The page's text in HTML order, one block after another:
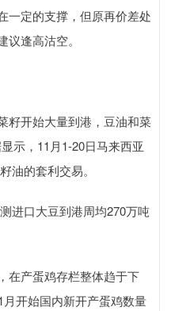
一定的支撑，但原再价差处
逢高沽空。
籽开始大量到港，豆油和菜
示，11月1-20日马来西亚
油的套利交易。
进口大豆到港周均270万吨
在产蛋鸡存栏整体趋于下
开始国内新开产蛋鸡数量